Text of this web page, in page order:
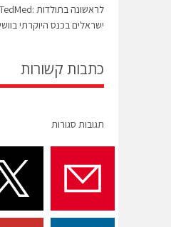
ישראלים בכנס היוקרתי
כתבות קשורות
תגובות סגורות